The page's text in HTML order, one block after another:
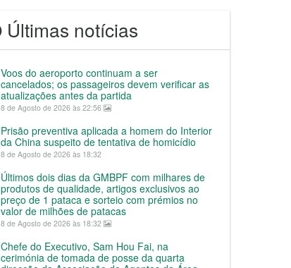
Últimas notícias
Voos do aeroporto continuam a ser
cancelados; os passageiros devem verificar as
atualizações antes da partida
8 de Agosto de 2026 às 22:56
Prisão preventiva aplicada a homem do Interior
da China suspeito de tentativa de homicídio
8 de Agosto de 2026 às 18:32
Últimos dois dias da GMBPF com milhares de
produtos de qualidade, artigos exclusivos ao
preço de 1 pataca e sorteio com prémios no
valor de milhões de patacas
8 de Agosto de 2026 às 18:32
Chefe do Executivo, Sam Hou Fai, na
cerimónia de tomada de posse da quarta